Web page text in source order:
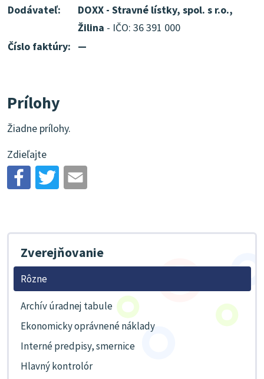
Dodávateľ:
DOXX - Stravné lístky, spol. s r.o.,
Žilina - IČO: 36 391 000
Číslo faktúry:
—
Prílohy
Žiadne prílohy.
Zdieľajte
Zverejňovanie
Rôzne
Archív úradnej tabule
Ekonomicky oprávnené náklady
Interné predpisy, smernice
Hlavný kontrolór